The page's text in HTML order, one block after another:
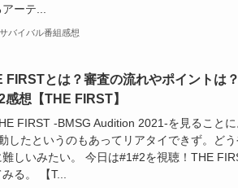
ーテ...
サバイバル番組感想
FIRSTとは？審査の流れやポイントは
想【THE FIRST】
FIRST -BMSG Audition 2021-を見ること
したというのもあってリアタイできず。ど
しいみたい。 今日は#1#2を視聴！THE
る。 【T...